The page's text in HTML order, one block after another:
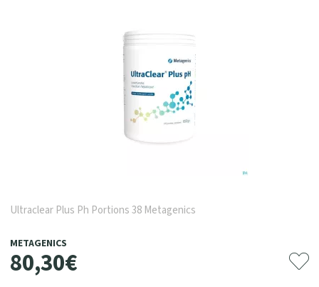
Ultraclear Plus Ph Portions 38 Metagenics
METAGENICS
80,30€